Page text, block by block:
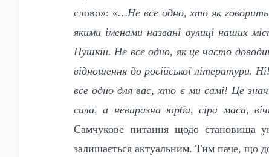
слово»: «…Не все одно, хто як
якими іменами названі вулиці наших
Пушкін. Не все одно, як це часто
відношення до російської
все одно для вас, хто є ми самі! Це
сила, а невиразна юрба, сіра маса,
Самчукове питання щодо становища
залишається актуальним. Тим паче, що